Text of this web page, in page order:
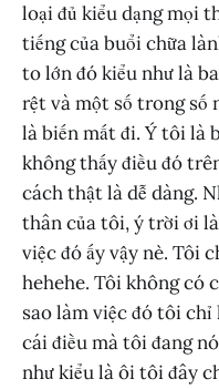
loại đủ kiểu dạng mọi
tiếng của buổi chữa
to lớn đó kiểu như là
rệt và một số trong số
là biến mất đi. Ý tôi là
không thấy điều đó
cách thật là dễ dàng.
thân của tôi, ý trời ơi
việc đó ấy vậy nè. Tôi
hehehe. Tôi không có
sao làm việc đó tôi chỉ
cái điều mà tôi đang
như kiểu là ôi tôi đây